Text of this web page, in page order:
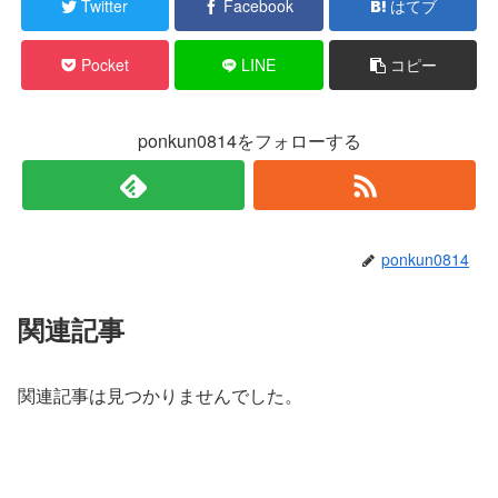
Twitter Facebook はてブ
Pocket LINE コピー
ponkun0814をフォローする
ponkun0814
関連記事
関連記事は見つかりませんでした。